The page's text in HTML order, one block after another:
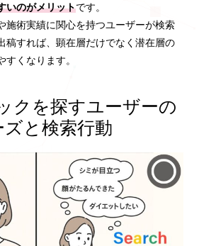
いのがメリットです。
施術実績に関心を持つユーザーが検索
稿すれば、顕在層だけでなく潜在層の
くなります。
クを探すユーザーの
ズと検索行動